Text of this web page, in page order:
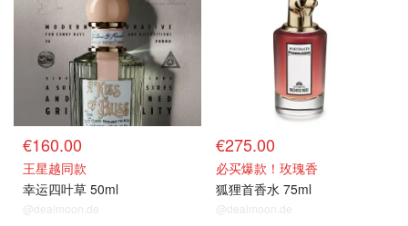
€160.00
王星越同款
幸运四叶草 50ml
@dealmoon.de
€275.00
必买爆款！玫瑰香
狐狸首香水 75ml
@dealmoon.de